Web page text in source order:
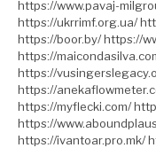
https://www.pavaj-
https://ukrrimf.org.ua/
https://boor.by/ https://
https://
https://
https://
https://myflecki.com/
https://
https://ivantoar.pro.mk/